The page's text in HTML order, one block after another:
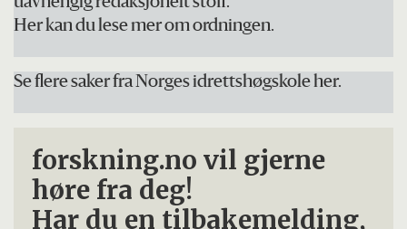
uavhengig redaksjonelt stoff.
Her kan du lese mer om ordningen.
Se flere saker fra Norges idrettshøgskole her.
forskning.no vil gjerne
høre fra deg!
Har du en tilbakemelding,